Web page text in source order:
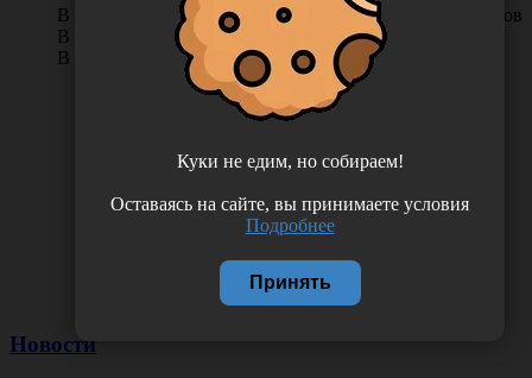
0 отзывов
В КОРЗИНУ
В наличии во Владивостоке 31 упак.
В наличии в Хабаровске 9 упак.
Новости
Куки не едим, но собираем!
Оставаясь на сайте, вы принимаете условия
Подробнее
Принять